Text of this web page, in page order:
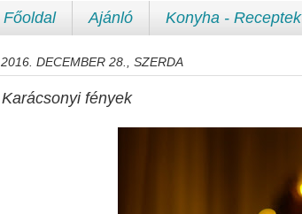
Főoldal Ajánló Konyha - Receptek
2016. DECEMBER 28., SZERDA
Karácsonyi fények